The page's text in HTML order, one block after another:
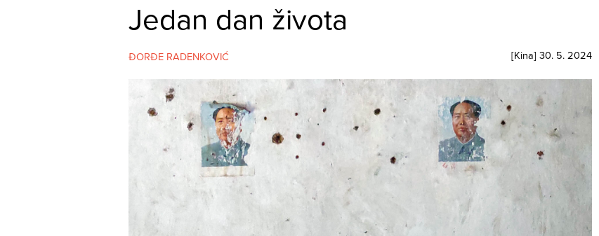
Jedan dan života
ĐORĐE RADENKOVIĆ [Kina] 30. 5. 2024